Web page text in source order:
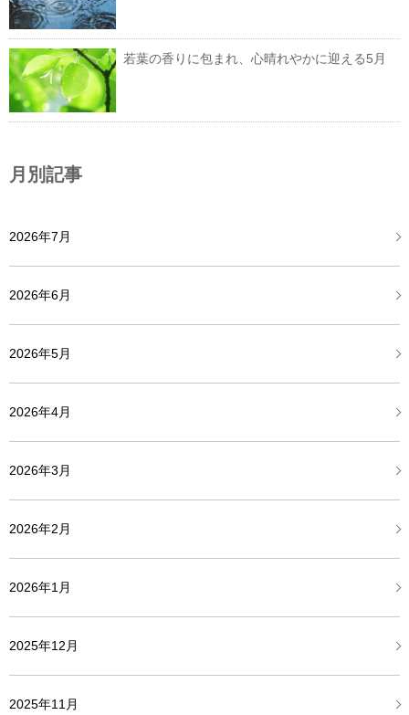
若葉の香りに包まれ、心晴れやかに迎える5月
月別記事
2026年7月
2026年6月
2026年5月
2026年4月
2026年3月
2026年2月
2026年1月
2025年12月
2025年11月